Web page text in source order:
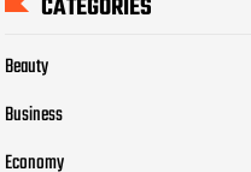
CATEGORIES
Beauty
Business
Economy